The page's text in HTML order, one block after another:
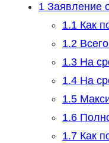
1Заявление
1.1Как
1.2
1.3На
1.4На
1.5
1.6
1.7Как